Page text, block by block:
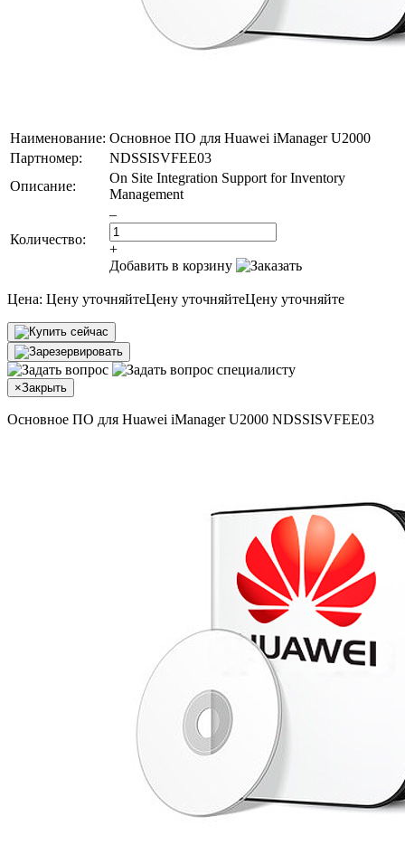
Наименование: Основное ПО для Huawei iManager U2000
Партномер:
NDSSISVFEE03
Описание:
On Site Integration Support for Inventory
Management
Количество:
–
+
Добавить в корзину
Цена: Цену уточняйтеЦену уточняйтеЦену уточняйте
×Закрыть
Основное ПО для Huawei iManager U2000 NDSSISVFEE03